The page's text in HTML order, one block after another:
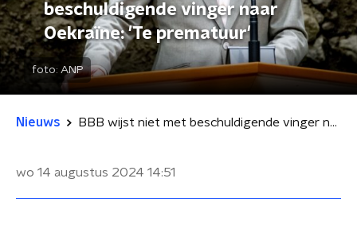
beschuldigende vinger naar
Oekraïne: 'Te prematuur'
foto: ANP
Nieuws BBB wijst niet met beschuldigende vinger naar Oekraïne: 'Te prematuur'
wo 14 augustus 2024 14:51